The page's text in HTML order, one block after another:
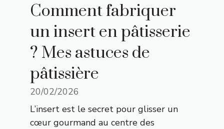
Comment fabriquer
un insert en pâtisserie
? Mes astuces de
pâtissière
20/02/2026
L’insert est le secret pour glisser un
cœur gourmand au centre des